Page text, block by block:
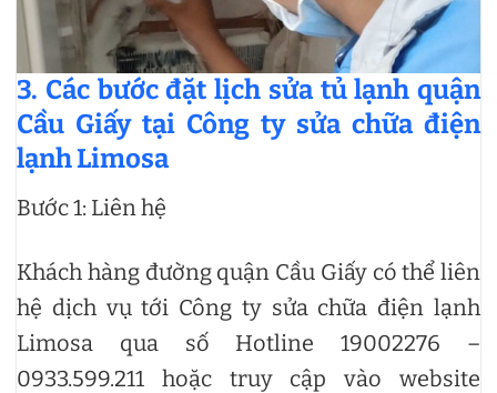
3. Các bước đặt lịch sửa tủ lạnh quận
Cầu Giấy tại Công ty sửa chữa điện
lạnh Limosa
Bước 1: Liên hệ
Khách hàng đường quận Cầu Giấy có thể liên
hệ dịch vụ tới Công ty sửa chữa điện lạnh
Limosa qua số Hotline 19002276 –
0933.599.211 hoặc truy cập vào website